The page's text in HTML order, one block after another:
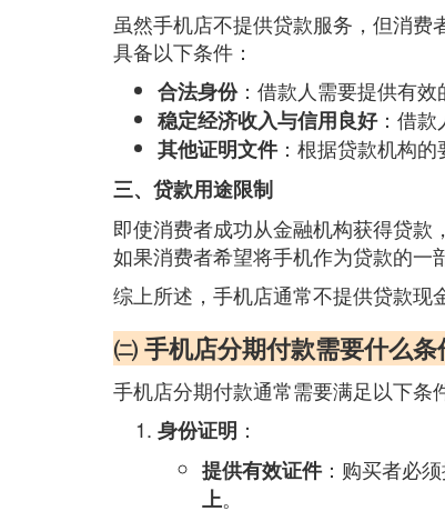
虽然手机店不提供贷款服务，但消
具备以下条件：
合法身份：借款人需要提供有效
稳定经济收入与信用良好：借款
其他证明文件：根据贷款机构的
三、贷款用途限制
即使消费者成功从金融机构获得贷款
如果消费者希望将手机作为贷款的一
综上所述，手机店通常不提供贷款现
㈡ 手机店分期付款需要什么条
手机店分期付款通常需要满足以下条
身份证明 ：
提供有效证件：购买者必
上。